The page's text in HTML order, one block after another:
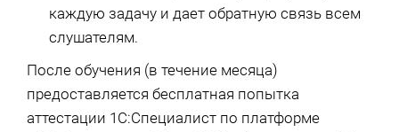
каждую задачу и дает обратную связь всем
слушателям.
После обучения (в течение месяца)
предоставляется бесплатная попытка
аттестации 1С:Специалист по платформе